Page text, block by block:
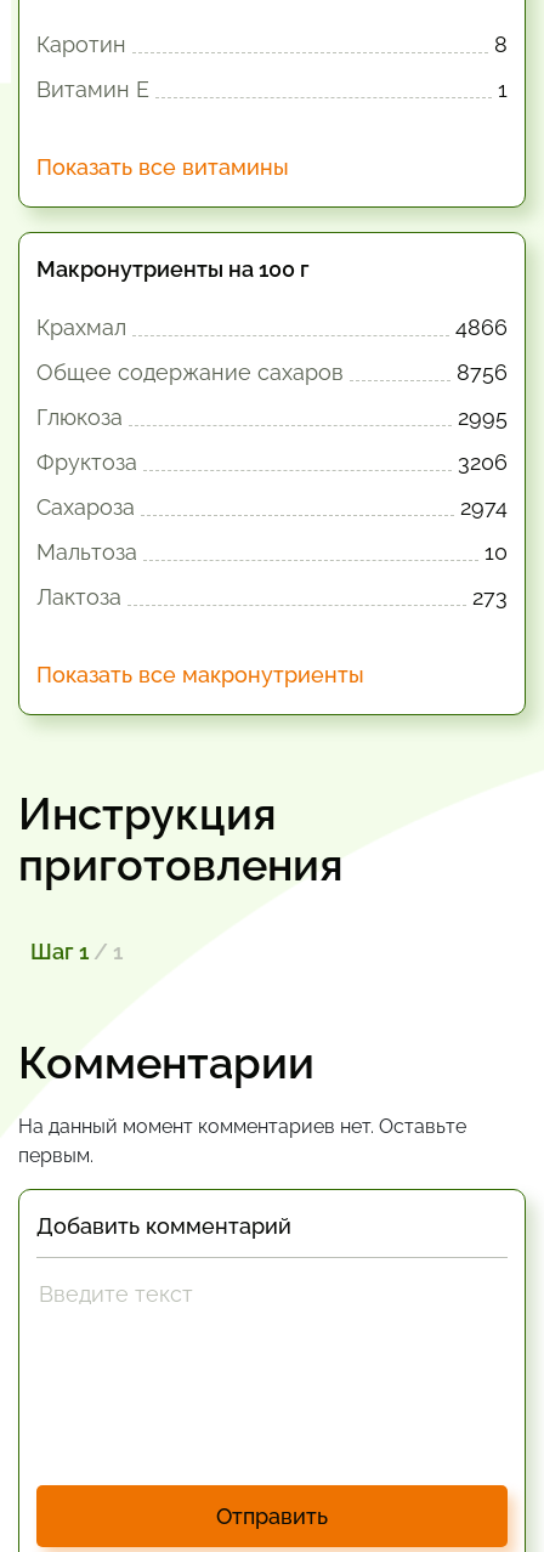
Каротин
8
Витамин E
1
Показать все витамины
Макронутриенты на 100 г
Крахмал
4866
Общее содержание сахаров
8756
Глюкоза
2995
Фруктоза
3206
Сахароза
2974
Мальтоза
10
Лактоза
273
Показать все макронутриенты
Инструкция
приготовления
Шаг 1 / 1
Комментарии
На данный момент комментариев нет. Оставьте
первым.
Добавить комментарий
Отправить